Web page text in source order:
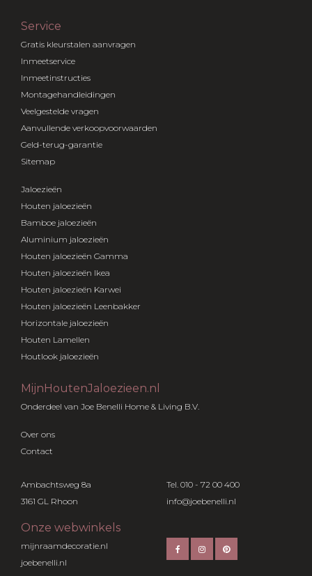
Service
Gratis kleurstalen aanvragen
Inmeetservice
Inmeetinstructies
Montagehandleidingen
Veelgestelde vragen
Aanvullende verkoopvoorwaarden
Geld-terug-garantie
Sitemap
Jaloezieën
Houten jaloezieën
Bamboe jaloezieën
Aluminium jaloezieën
Houten jaloezieën Gamma
Houten jaloezieën Ikea
Houten jaloezieën Karwei
Houten jaloezieën Leenbakker
Horizontale jaloezieën
Houten Lamellen
Houtlook jaloezieën
MijnHoutenJaloezieen.nl
Onderdeel van Joe Benelli Home & Living B.V.
Over ons
Contact
Ambachtsweg 8a
3161 GL Rhoon
Tel. 010 - 72 00 400
info@joebenelli.nl
Onze webwinkels
mijnraamdecoratie.nl
joebenelli.nl